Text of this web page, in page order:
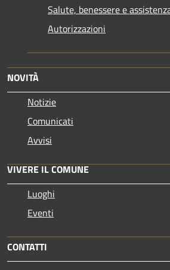
Salute, benessere e
Autorizzazioni
NOVITÀ
Notizie
Comunicati
Avvisi
VIVERE IL COMUNE
Luoghi
Eventi
CONTATTI